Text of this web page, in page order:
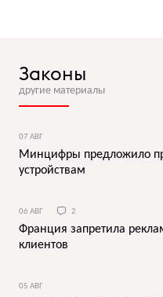
Законы
другие материалы
07 АВГ
Минцифры предложило
устройствам
06 АВГ 2
Франция запретила
клиентов
05 АВГ